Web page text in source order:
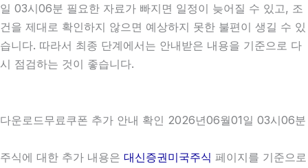
일 03시06분 필요한 자료가 빠지면 일정이 늦어질 수 있고, 조
건을 제대로 확인하지 않으면 예상하지 못한 불편이 생길 수 있
습니다. 따라서 최종 단계에서는 안내받은 내용을 기준으로 다
시 점검하는 것이 좋습니다.
다운로드무료쿠폰 추가 안내 확인 2026년06월01일 03시06분
주식에 대한 추가 내용은 대신증권미국주식 페이지를 기준으로